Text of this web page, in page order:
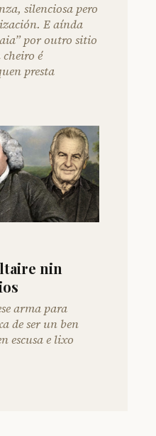
silenciosa pero
E aínda
por outro sitio
cheiro é
presta
nin
arma para
de ser un ben
escusa e lixo